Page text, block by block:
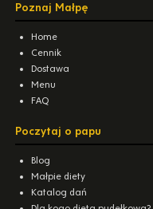
Poznaj Małpę
Home
Cennik
Dostawa
Menu
FAQ
Poczytaj o papu
Blog
Małpie diety
Katalog dań